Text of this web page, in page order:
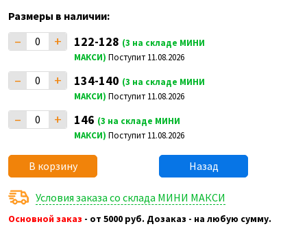
Размеры в наличии:
– + 122-128 (3 на складе МИНИ
МАКСИ) Поступит 11.08.2026
– + 134-140 (3 на складе МИНИ
МАКСИ) Поступит 11.08.2026
– + 146 (3 на складе МИНИ
МАКСИ) Поступит 11.08.2026
В корзину Назад
Условия заказа со склада МИНИ МАКСИ
Основной заказ - от 5000 руб. Дозаказ - на любую сумму.